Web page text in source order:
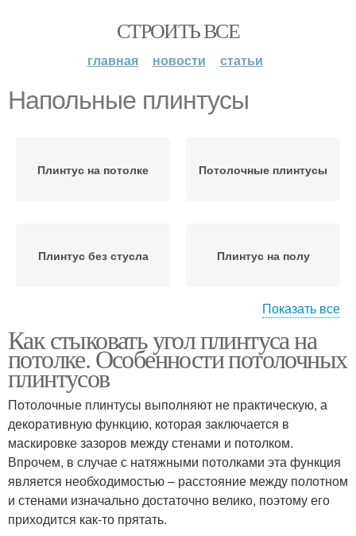
СТРОИТЬ ВСЕ
главная новости статьи
Напольные плинтусы
Плинтус на потолке Потолочные плинтусы
Плинтус без стусла Плинтус на полу
Плинтусы в углах Потолочный плинтус
Показать все
Как стыковать угол плинтуса на
потолке. Особенности потолочных
плинтусов
Потолочные плинтусы выполняют не практическую, а
декоративную функцию, которая заключается в
маскировке зазоров между стенами и потолком.
Впрочем, в случае с натяжными потолками эта функция
является необходимостью – расстояние между полотном
и стенами изначально достаточно велико, поэтому его
приходится как-то прятать.